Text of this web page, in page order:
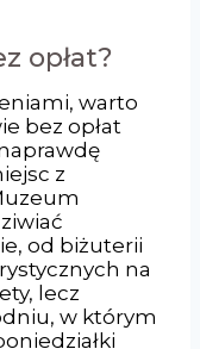
opłat?
warto
bez opłat
z
od biżuterii
na
lecz
w którym